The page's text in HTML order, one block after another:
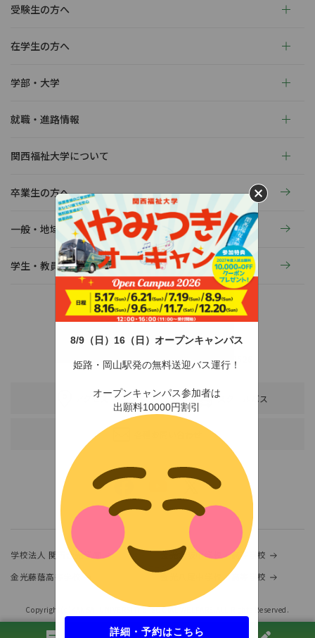
8/9（日）16（日）オープンキャンパス
姫路・岡山駅発の無料送迎バス運行！
オープンキャンパス参加者は
出願料10000円割引
詳細・予約はこちら
受験生の方へ
在学生の方へ
学部・大学
就職・進路情報
関西福祉大学について
卒業生の方へ
一般・地域の方へ
学生・教員の活動
〒678-0255 兵庫県赤穂市新田380-3
TEL：0791-46-2525（代）FAX：0791-46-2526
アクセス スクールバス
学校法人 関西金光学園
金光大阪中学校・高等学校
金光藤蔭高等学校
金光八尾中学校・高等学校
Copyright(c)KANSAI UNIVERSITY of SOCIAL WELFARE.ALL Rights Reserved.